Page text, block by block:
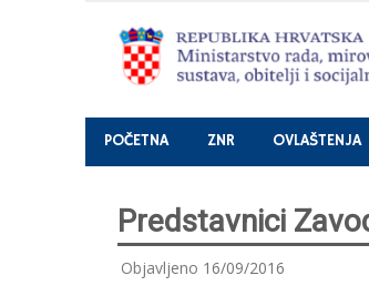
POČETNA ZNR OVLAŠTENJA
Predstavnici
Objavljeno 16/09/2016